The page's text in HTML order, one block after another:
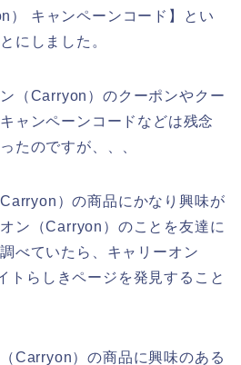
） キャンペーンコード】とい
にしました。
（Carryon）のクーポンやクー
ャンペーンコードなどは残念
たのですが、、、
）の商品にかなり興味が
ン（Carryon）のことを友達に
べていたら、キャリーオン
トらしきページを発見すること
Carryon）の商品に興味のある